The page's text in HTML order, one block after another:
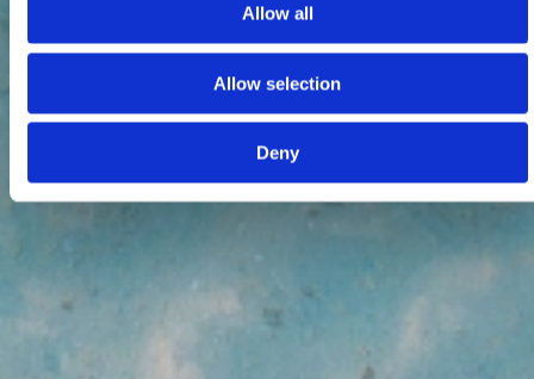
Allow all
Allow selection
Deny